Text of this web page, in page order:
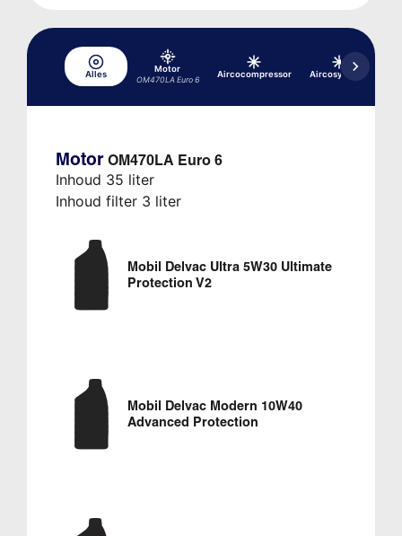
Alles
Motor
OM470LA Euro 6
Aircocompressor Aircosysteem
Motor OM470LA Euro 6
Inhoud 35 liter
Inhoud filter 3 liter
Mobil Delvac Ultra 5W30 Ultimate
Protection V2
Mobil Delvac Modern 10W40
Advanced Protection